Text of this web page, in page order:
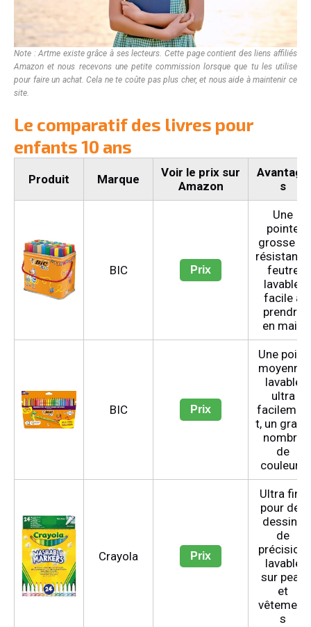
Note : Artme existe grâce à ses lecteurs. Cette page contient des liens affiliés
Amazonet nous recevons une petite commission lorsque que tu les utilise
pour faire un achat. Cela ne te coûte pas plus cher, et nous aide à maintenir ce
site.
Le comparatif des livres pour
enfants 10 ans
Produit Marque
Voir le prix sur
Amazon
Avantage
s
BIC Prix
Une
pointe
grosse et
résistante,
feutre
lavable,
facile à
prendre
en main
BIC Prix
Une point
moyenne,
lavable
ultra
facilemen
t, un grand
nombre
de
couleurs
Crayola Prix
Ultra fins
pour des
dessins
de
précision,
lavable
sur peau
et
vêtement
s